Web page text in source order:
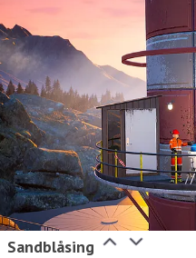
Sandblåsing